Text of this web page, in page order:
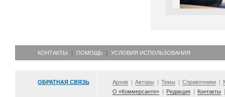
КОНТАКТЫ ПОМОЩЬ УСЛОВИЯ ИСПОЛЬЗОВАНИЯ
ОБРАТНАЯ СВЯЗЬ Архив Авторы Темы Справочники
О «Коммерсанте»
Редакция Контакты